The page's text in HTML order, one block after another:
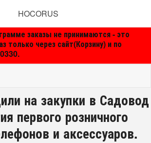
заказы не принимаются - это
через сайт(Корзину) и по
HOCORUS
на закупки в Садовод
первого розничного
и аксессуаров.